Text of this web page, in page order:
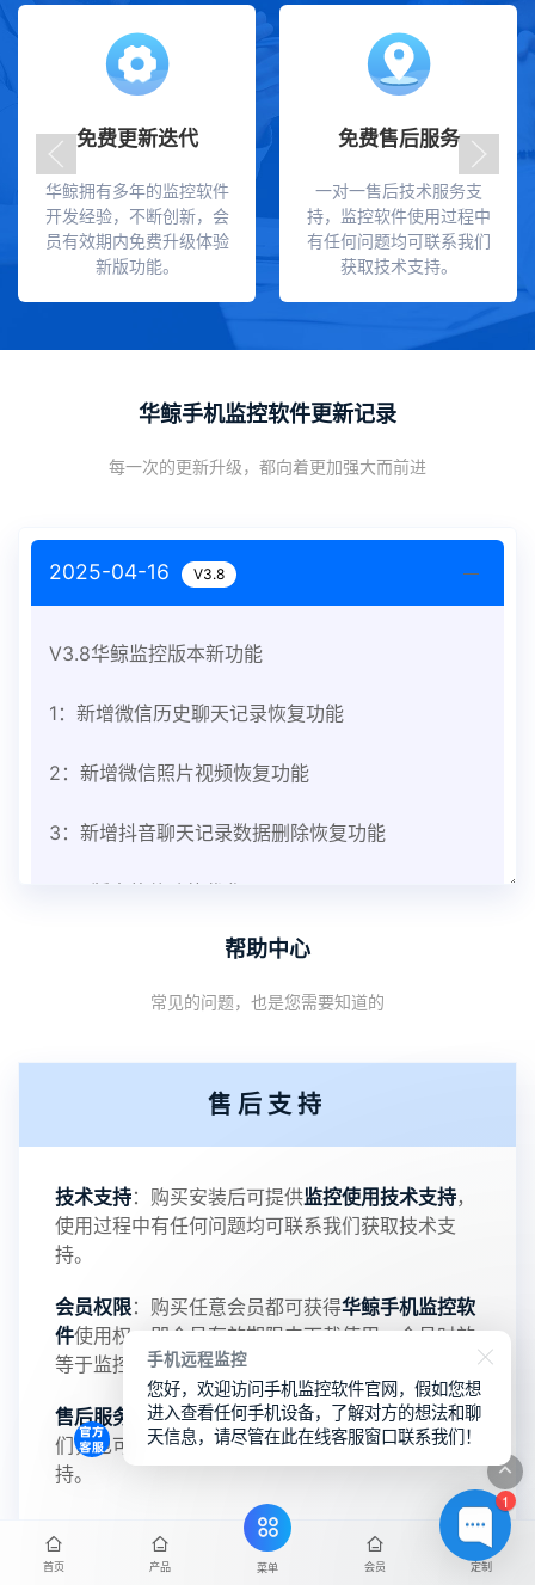
免费更新迭代
华鲸拥有多年的监控软件
开发经验，不断创新，会
员有效期内免费升级体验
新版功能。
免费售后服务
一对一售后技术服务支
持，监控软件使用过程中
有任何问题均可联系我们
获取技术支持。
华鲸手机监控软件更新记录
每一次的更新升级，都向着更加强大而前进
2025-04-16 V3.8
V3.8华鲸监控版本新功能
1：新增微信历史聊天记录恢复功能
2：新增微信照片视频恢复功能
3：新增抖音聊天记录数据删除恢复功能
1：优化监控终端从当前监控界面切换其他被控端手
机设备响应慢问题
4：优化离线云储存服务器相册照片文件夹路径问题
5：优化关闭监控后离线设置云储存对方微信聊天记
录文件改为自定义文件名称
提示：
提示1：为避免异常风险情况，传输对方手机数据文
件至本地请先切换代理网络
提示2：新会员用户切忌使用触控模式，避免发生监
帮助中心
常见的问题，也是您需要知道的
售后支持
技术支持：购买安装后可提供监控使用技术支持，
使用过程中有任何问题均可联系我们获取技术支
持。
会员权限：购买任意会员都可获得华鲸手机监控软
件使用权，即会员有效期限内下载使用，会员时效
等于监控软件使用时效。
售后服务
：可通过在线客服（7x24小时）联系我
们，也可通过提交问答或工单的方式获取技术支
持。
首页 产品 菜单 会员 定制
1
手机远程监控
您好，欢迎访问手机监控软件官网，假如您想
进入查看任何手机设备，了解对方的想法和聊
天信息，请尽管在此在线客服窗口联系我们！